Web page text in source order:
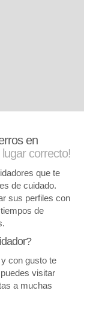
en
lugar correcto!
que te
de cuidado.
sus perfiles con
de
y con gusto te
visitar
a muchas